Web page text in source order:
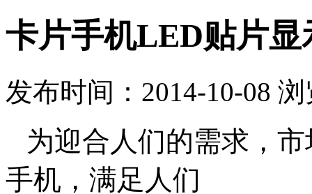
卡片手机LED贴片显
发布时间：2014-10-08
为迎合人们的需求，
手机，满足人们